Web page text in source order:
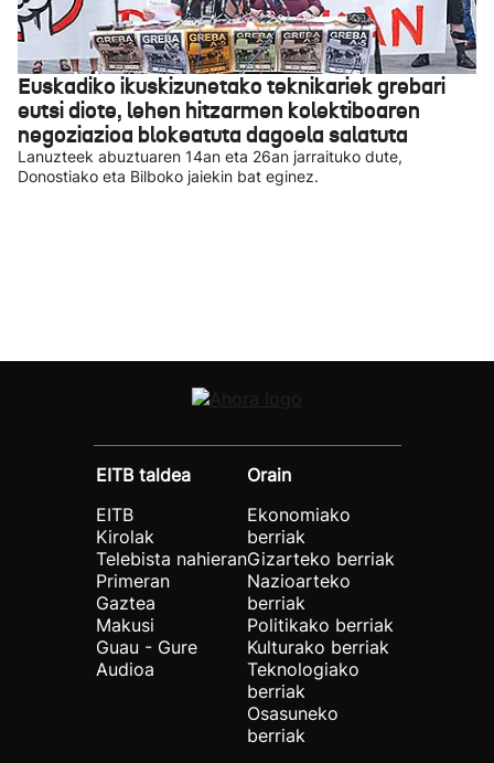
Euskadiko ikuskizunetako teknikariek grebari
eutsi diote, lehen hitzarmen kolektiboaren
negoziazioa blokeatuta dagoela salatuta
Lanuzteek abuztuaren 14an eta 26an jarraituko dute,
Donostiako eta Bilboko jaiekin bat eginez.
EITB taldea
EITB
Kirolak
Telebista nahieran
Primeran
Gaztea
Makusi
Guau - Gure
Audioa
Orain
Ekonomiako
berriak
Gizarteko berriak
Nazioarteko
berriak
Politikako berriak
Kulturako berriak
Teknologiako
berriak
Osasuneko
berriak